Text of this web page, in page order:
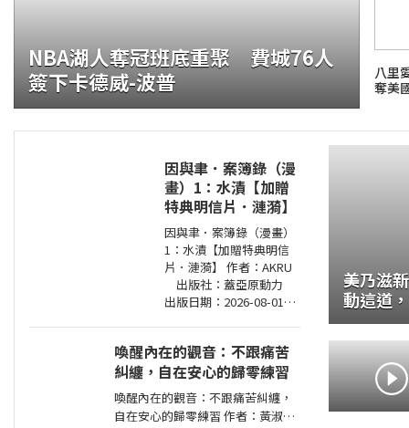
咬的船?.自助餐
NBA湖人奪冠班底重聚 費城76人
簽下卡德威-波普
八里
奪美
許佩
因與聿．案簿錄（漫
畫）1：水漬【加贈
特典明信片．漣漪】
因與聿．案簿錄（漫畫）
1：水漬【加贈特典明信
片．漣漪】 作者：AKRU
出版社：蓋亞原動力
出版日期：2026-08-01
AKRU．輕小說天后護
玄，強強聯手！人與鬼
喚醒內在的觀音：不跟痛苦
糾纏，自在安心的歸零練習
喚醒內在的觀音：不跟痛苦糾纏，
自在安心的歸零練習 作者：黃淑文
美乃滋
動這道，
子的家